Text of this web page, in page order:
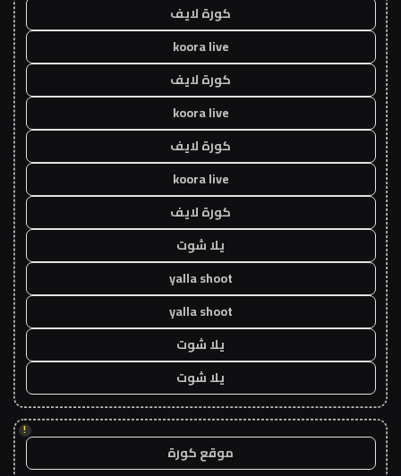
كورة لايف
koora live
كورة لايف
koora live
كورة لايف
koora live
كورة لايف
يلا شوت
yalla shoot
yalla shoot
يلا شوت
يلا شوت
!
موقع كورة